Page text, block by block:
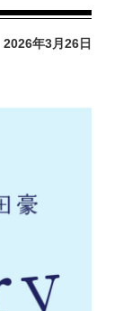
2026年3月26日